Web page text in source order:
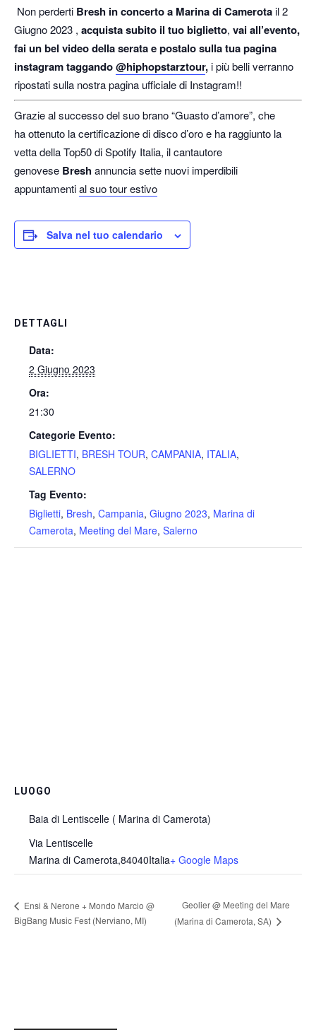
Non perderti Bresh in concerto a Marina di Camerotail 2
Giugno 2023 , acquista subito il tuo biglietto, vai all’evento,
fai un bel video della serata e postalo sulla tua pagina
instagram taggando@hiphopstarztour,i più belli verranno
ripostati sulla nostra pagina ufficiale di Instagram!!
Grazie al successo del suo brano “Guasto d’amore”, che
ha ottenuto la certificazione di disco d’oro e ha raggiunto la
vetta della Top50 di Spotify Italia, il cantautore
genovese Breshannuncia sette nuovi imperdibili
appuntamential suo tour estivo
Salva nel tuo calendario
DETTAGLI
Data:
2 Giugno 2023
Ora:
21:30
Categorie Evento:
BIGLIETTI, BRESH TOUR, CAMPANIA, ITALIA,
SALERNO
Tag Evento:
Biglietti, Bresh, Campania, Giugno 2023, Marina di
Camerota, Meeting del Mare, Salerno
LUOGO
Baia di Lentiscelle ( Marina di Camerota)
Via Lentiscelle
Marina di Camerota,84040Italia+ Google Maps
Ensi & Nerone + Mondo Marcio @
BigBang Music Fest (Nerviano, MI)
Geolier @ Meeting del Mare
(Marina di Camerota, SA)